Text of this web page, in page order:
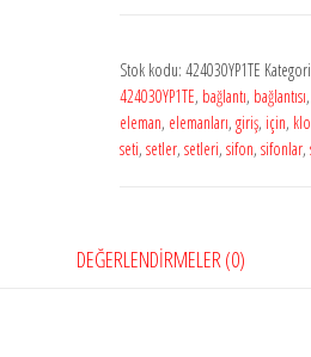
Stok kodu: 424030YP1TE
424030YP1TE, bağlantı, bağlantısı,
eleman, elemanları, giriş, için,
seti, setler, setleri, sifon, sifonlar,
DEĞERLENDIRMELER (0)